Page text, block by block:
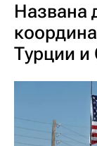
Названа
Турции